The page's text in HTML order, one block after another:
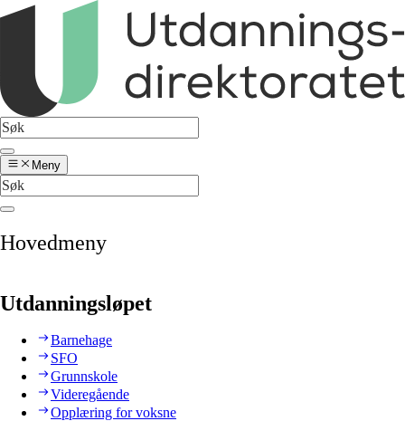
Meny
Hovedmeny
Utdanningsløpet
Barnehage
SFO
Grunnskole
Videregående
Opplæring for voksne